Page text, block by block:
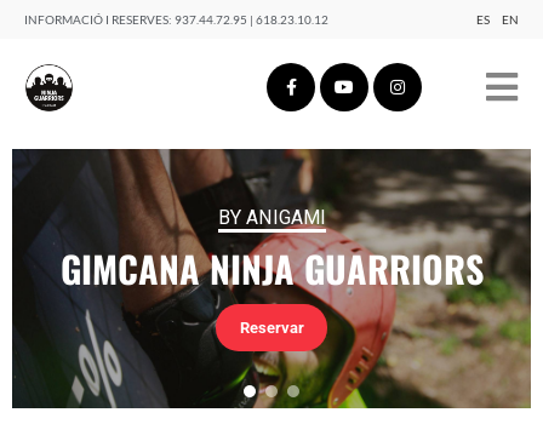
INFORMACIÓ I RESERVES: 937.44.72.95 | 618.23.10.12 ES EN
BY ANIGAMI
GIMCANA NINJA GUARRIORS
Reservar